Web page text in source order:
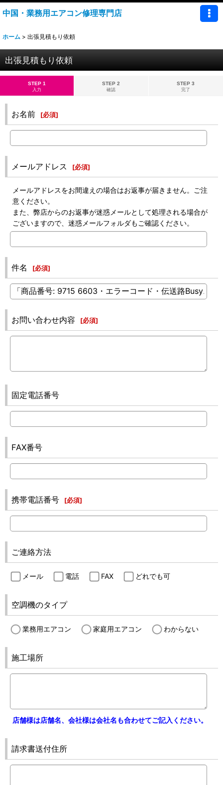
中国・業務用エアコン修理専門店
ホーム > 出張見積もり依頼
出張見積もり依頼
STEP 1
入力
STEP 2
確認
STEP 3
完了
お名前 [必須]
メールアドレス [必須]
メールアドレスをお間違えの場合はお返事が届きません。ご注
意ください。
また、弊店からのお返事が迷惑メールとして処理される場合が
ございますので、迷惑メールフォルダもご確認ください。
件名 [必須]
お問い合わせ内容 [必須]
固定電話番号
FAX番号
携帯電話番号 [必須]
ご連絡方法
メール 電話 FAX どれでも可
空調機のタイプ
業務用エアコン 家庭用エアコン わからない
施工場所
店舗様は店舗名、会社様は会社名も合わせてご記入ください。
請求書送付住所